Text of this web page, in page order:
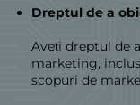
Dreptul de a
Aveți dreptul de
marketing,
scopuri de